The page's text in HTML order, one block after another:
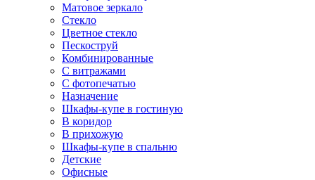
Матовое зеркало
Стекло
Цветное стекло
Пескоструй
Комбинированные
С витражами
С фотопечатью
Назначение
Шкафы-купе в гостиную
В коридор
В прихожую
Шкафы-купе в спальню
Детские
Офисные